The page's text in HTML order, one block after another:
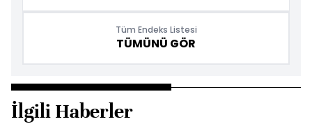
Tüm Endeks Listesi
TÜMÜNÜ GÖR
İlgili Haberler